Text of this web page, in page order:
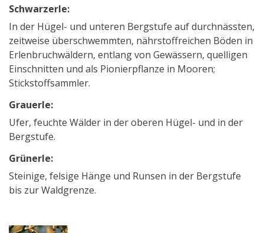
Schwarzerle:
In der Hügel- und unteren Bergstufe auf durchnässten,
zeitweise überschwemmten, nährstoffreichen Böden in
Erlenbruchwäldern, entlang von Gewässern, quelligen
Einschnitten und als Pionierpflanze in Mooren;
Stickstoffsammler.
Grauerle:
Ufer, feuchte Wälder in der oberen Hügel- und in der
Bergstufe.
Grünerle:
Steinige, felsige Hänge und Runsen in der Bergstufe
bis zur Waldgrenze.